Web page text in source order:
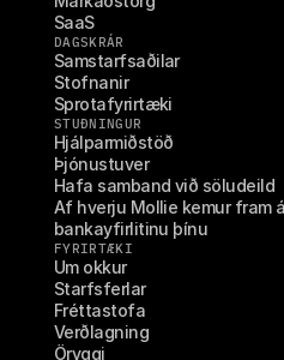
SaaS
DAGSKRÁR
Samstarfsaðilar
Stofnanir
Sprotafyrirtæki
STUÐNINGUR
Hjálparmiðstöð
Þjónustuver
Hafa samband við söludeild
Af hverju Mollie kemur fram á
bankayfirlitinu þínu
FYRIRTÆKI
Um okkur
Starfsferlar
Fréttastofa
Verðlagning
Öryggi